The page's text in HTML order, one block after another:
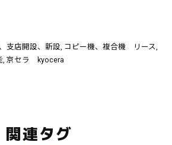
支店開設、新設 コピー機、複合機 リース
京セラ kyocera
関連タグ